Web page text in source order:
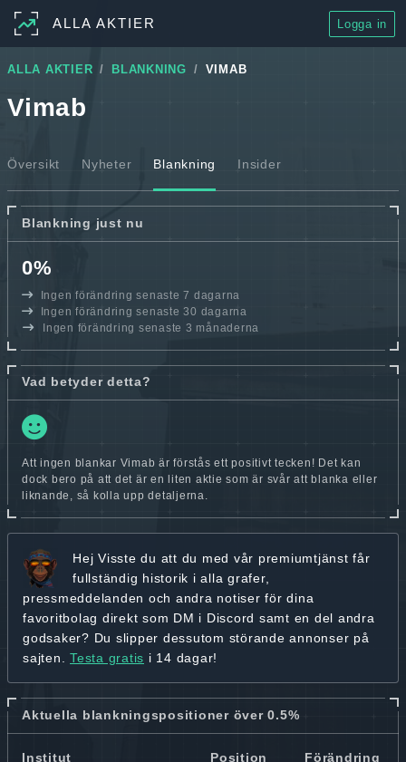
ALLA AKTIER Logga in
ALLA AKTIER BLANKNING VIMAB
Vimab
Översikt Nyheter Blankning Insider
Blankning just nu
0%
Ingen förändring senaste 7 dagarna
Ingen förändring senaste 30 dagarna
Ingen förändring senaste 3 månaderna
Vad betyder detta?
Att ingen blankar Vimab är förstås ett positivt tecken! Det kan
dock bero på att det är en liten aktie som är svår att blanka eller
liknande, så kolla upp detaljerna.
Hej Visste du att du med vår premiumtjänst får
fullständig historik i alla grafer,
pressmeddelanden och andra notiser för dina
favoritbolag direkt som DM i Discord samt en del andra
godsaker? Du slipper dessutom störande annonser på
sajten. Testa gratis i 14 dagar!
Aktuella blankningspositioner över 0.5%
Institut Position Förändring